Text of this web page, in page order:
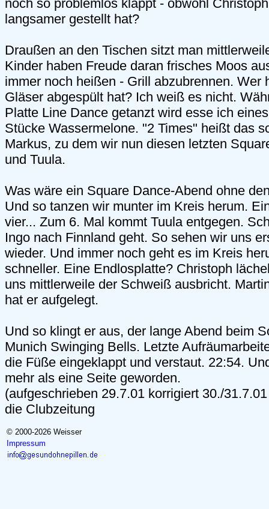
noch so problemlos klappt - obwohl
langsamer gestellt hat?
Draußen an den Tischen sitzt man
Kinder haben Freude daran frisches Moos
immer noch heißen - Grill abzubrennen. Wer
Gläser abgespült hat? Ich weiß es nicht.
Platte Line Dance getanzt wird esse ich
Stücke Wassermelone. "2 Times" heißt das
Markus, zu dem wir nun diesen letzten
und Tuula.
Was wäre ein Square Dance-Abend ohne
Und so tanzen wir munter im Kreis herum.
vier... Zum 6. Mal kommt Tuula entgegen.
Ingo nach Finnland geht. So sehen wir uns
wieder. Und immer noch geht es im Kreis
schneller. Eine Endlosplatte? Christoph
uns mittlerweile der Schweiß ausbricht.
hat er aufgelegt.
Und so klingt er aus, der lange Abend beim
Munich Swinging Bells. Letzte
die Füße eingeklappt und verstaut. 22:54.
mehr als eine Seite geworden.
(aufgeschrieben 29.7.01 korrigiert 30./
die Clubzeitung
© 2000-2026 Weisser
Impressum